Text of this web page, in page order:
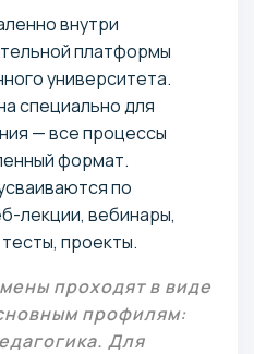
внутри
платформы
университета.
специально для
— все процессы
формат.
по
лекции, вебинары,
проекты.
проходят в виде
профилям:
Для